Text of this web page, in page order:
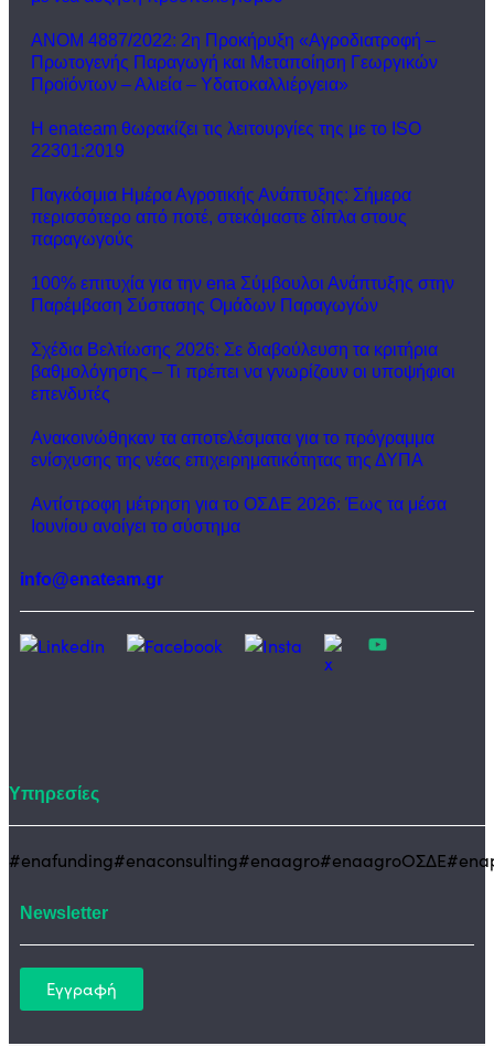
ΑΝΟΜ 4887/2022: 2η Προκήρυξη «Αγροδιατροφή –
Πρωτογενής Παραγωγή και Μεταποίηση Γεωργικών
Προϊόντων – Αλιεία – Υδατοκαλλιέργεια»
Η enateam θωρακίζει τις λειτουργίες της με το ISO
22301:2019
Παγκόσμια Ημέρα Αγροτικής Ανάπτυξης: Σήμερα
περισσότερο από ποτέ, στεκόμαστε δίπλα στους
παραγωγούς
100% επιτυχία για την ena Σύμβουλοι Ανάπτυξης στην
Παρέμβαση Σύστασης Ομάδων Παραγωγών
Σχέδια Βελτίωσης 2026: Σε διαβούλευση τα κριτήρια
βαθμολόγησης – Τι πρέπει να γνωρίζουν οι υποψήφιοι
επενδυτές
Ανακοινώθηκαν τα αποτελέσματα για το πρόγραμμα
ενίσχυσης της νέας επιχειρηματικότητας της ΔΥΠΑ
Αντίστροφη μέτρηση για το ΟΣΔΕ 2026: Έως τα μέσα
Ιουνίου ανοίγει το σύστημα
info@enateam.gr
Υπηρεσίες
#enafunding#enaconsulting#enaagro#enaagroΟΣΔΕ
Newsletter
Εγγραφή